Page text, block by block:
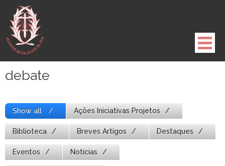
para
conteúdo
debate
Show all Ações Iniciativas Projetos
Biblioteca Breves Artigos Destaques
Eventos Notícias